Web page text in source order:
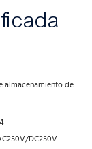
almacenamiento de
DC250V